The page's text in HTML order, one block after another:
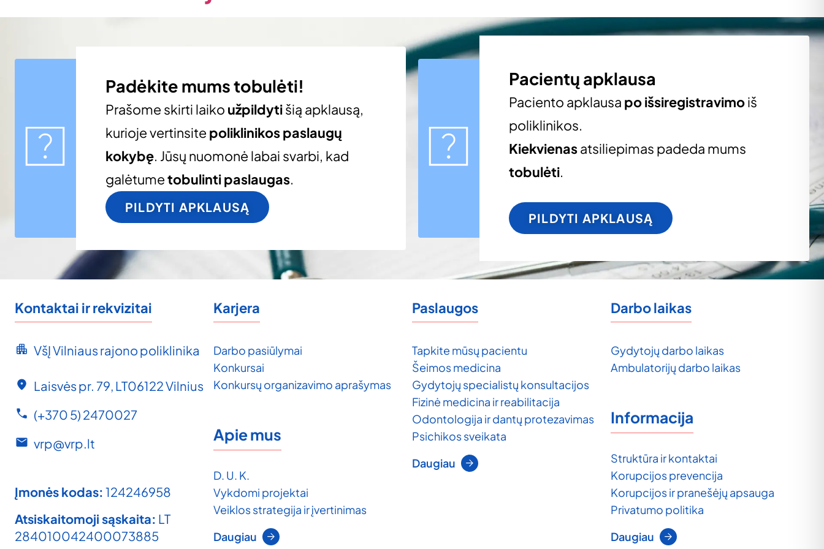
Padėkite mums tobulėti!
Prašome skirti laiko užpildytišią apklausą,
kurioje vertinsite poliklinikos paslaugų
kokybę. Jūsų nuomonė labai svarbi, kad
galėtumetobulinti paslaugas.
PILDYTI APKLAUSĄ
Pacientų apklausa
Paciento apklausa po išsiregistravimoiš
poliklinikos.
Kiekvienasatsiliepimas padeda mums
tobulėti.
PILDYTI APKLAUSĄ
Kontaktai ir rekvizitai
VšĮ Vilniaus rajono poliklinika
Laisvės pr. 79, LT06122 Vilnius
(+370 5) 2470027
vrp@vrp.lt
Įmonės kodas: 124246958
Atsiskaitomoji sąskaita: LT
284010042400073885
Karjera
Darbo pasiūlymai
Konkursai
Konkursų organizavimo aprašymas
Apie mus
D. U. K.
Vykdomi projektai
Veiklos strategija ir įvertinimas
Daugiau
Paslaugos
Tapkite mūsų pacientu
Šeimos medicina
Gydytojų specialistų konsultacijos
Fizinė medicina ir reabilitacija
Odontologija ir dantų protezavimas
Psichikos sveikata
Daugiau
Darbo laikas
Gydytojų darbo laikas
Ambulatorijų darbo laikas
Informacija
Struktūra ir kontaktai
Korupcijos prevencija
Korupcijos ir pranešėjų apsauga
Privatumo politika
Daugiau